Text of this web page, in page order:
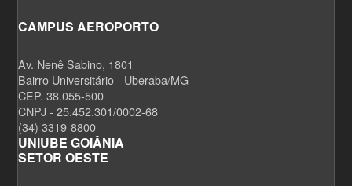
CAMPUS AEROPORTO
Av. Nenê Sabino, 1801
Bairro Universitário - Uberaba/MG
CEP. 38.055-500
CNPJ - 25.452.301/0002-68
(34) 3319-8800
UNIUBE GOIÂNIA
SETOR OESTE